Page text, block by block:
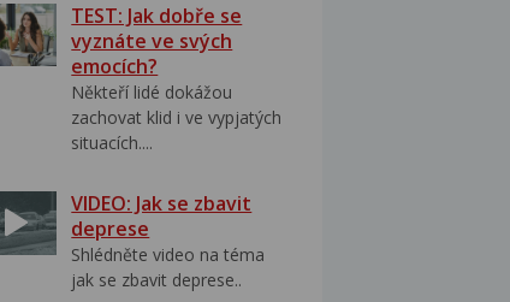
TEST: Jak dobře se
vyznáte ve svých
emocích?
Někteří lidé dokážou
zachovat klid i ve vypjatých
situacích....
VIDEO: Jak se zbavit
deprese
Shlédněte video na téma
jak se zbavit deprese..